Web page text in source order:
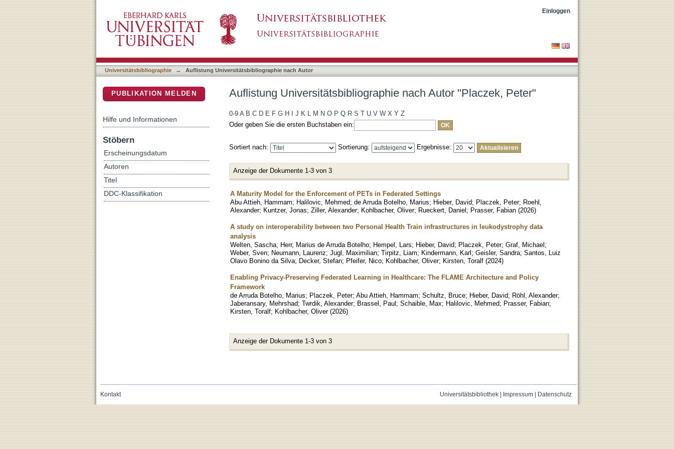
Einloggen
Universitätsbibliographie → Auflistung Universitätsbibliographie nach Autor
Auflistung Universitätsbibliographie nach Autor "Placzek, Peter"
0-9 A B C D E F G H J K L M N O P Q R S T U V W X Y Z
Oder geben Sie die ersten Buchstaben ein:
Sortiert nach: Sortierung: Ergebnisse:
Anzeige der Dokumente 1-3 von 3
A Maturity Model for the Enforcement of PETs in Federated Settings
Abu Attieh, Hammam; Halilovic, Mehmed; de Arruda Botelho, Marius; Hieber, David; Placzek, Peter; Roehl,
Alexander; Kuntzer, Jonas; Ziller, Alexander; Kohlbacher, Oliver; Rueckert, Daniel; Prasser, Fabian (2026)
A study on interoperability between two Personal Health Train infrastructures in leukodystrophy data
analysis
Welten, Sascha; Herr, Marius de Arruda Botelho; Hempel, Lars; Hieber, David; Placzek, Peter; Graf, Michael;
Weber, Sven; Neumann, Laurenz; Jugl, Maximilian; Tirpitz, Liam; Kindermann, Karl; Geisler, Sandra; Santos, Luiz
Olavo Bonino da Silva; Decker, Stefan; Pfeifer, Nico; Kohlbacher, Oliver; Kirsten, Toralf (2024)
Enabling Privacy-Preserving Federated Learning in Healthcare: The FLAME Architecture and Policy
Framework
de Arruda Botelho, Marius; Placzek, Peter; Abu Attieh, Hammam; Schultz, Bruce; Hieber, David; Röhl, Alexander;
Jaberansary, Mehrshad; Twrdik, Alexander; Brassel, Paul; Schaible, Max; Halilovic, Mehmed; Prasser, Fabian;
Kirsten, Toralf; Kohlbacher, Oliver (2026)
Anzeige der Dokumente 1-3 von 3
PUBLIKATION MELDEN
Hilfe und Informationen
Stöbern
Erscheinungsdatum
Autoren
Titel
DDC-Klassifikation
Universitätsbibliothek| Impressum| Datenschutz
Kontakt